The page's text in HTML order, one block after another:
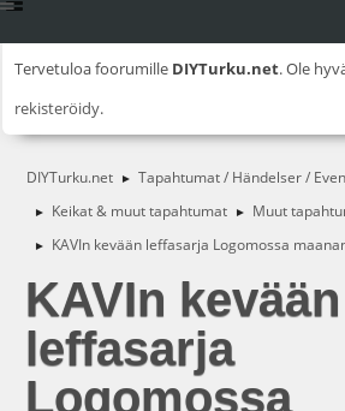
Tervetuloa foorumille DIYTurku.net. Ole
rekisteröidy.
DIYTurku.net ► Tapahtumat / Händelser /
► Keikat & muut tapahtumat ► Muut
► KAVIn kevään leffasarja Logomossa
KAVIn kevään
leffasarja
Logomossa